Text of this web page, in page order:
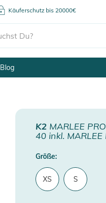
Käuferschutz bis 20000€
Blog
K2 MARLEE
40 inkl.
Größe:
XS S